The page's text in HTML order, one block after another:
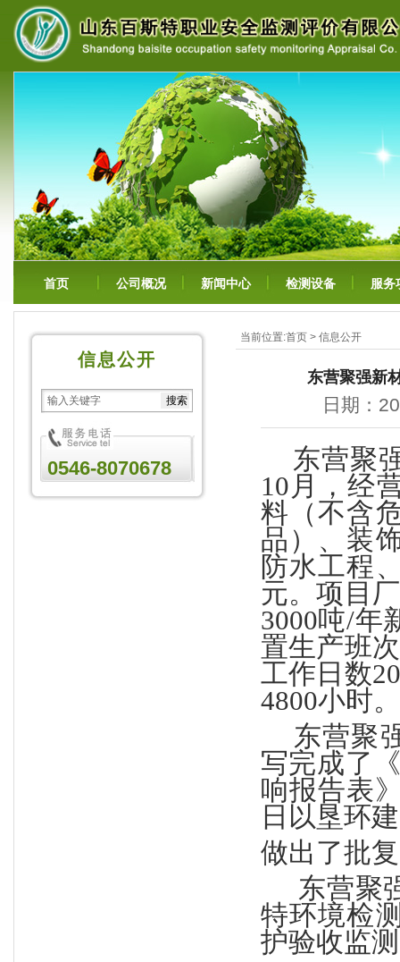
首页 公司概况 新闻中心 检测设备 服务
当前位置:首页 > 信息公开
东营聚强新
日期：
东营聚
10月，经
料（不含
品）、装
防水工程
元。项目
3000吨/年
置生产班
工作日数
4800小时。
东营聚
写完成了
响报告表
日以垦环
做出了批
东营聚
特环境检
护验收监
信息公开
0546-8070678